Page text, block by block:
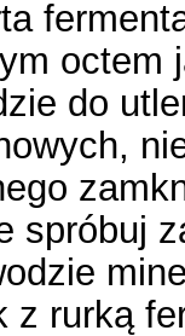
octem
do
spróbuj
z rurką